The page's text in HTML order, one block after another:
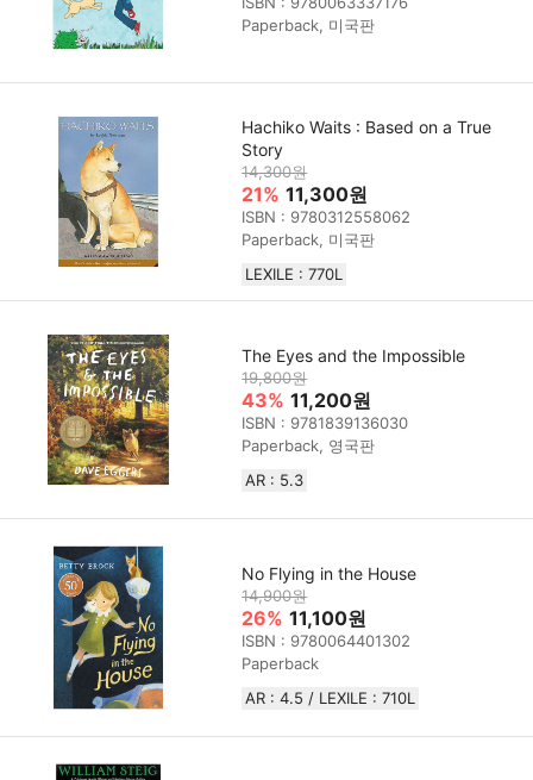
Paperback, 미국판
Hachiko Waits : Based on a True
Story
14,300원
21% 11,300원
ISBN : 9780312558062
Paperback, 미국판
LEXILE : 770L
The Eyes and the Impossible
19,800원
43% 11,200원
ISBN : 9781839136030
Paperback, 영국판
AR : 5.3
No Flying in the House
14,900원
26% 11,100원
ISBN : 9780064401302
Paperback
AR : 4.5 / LEXILE : 710L